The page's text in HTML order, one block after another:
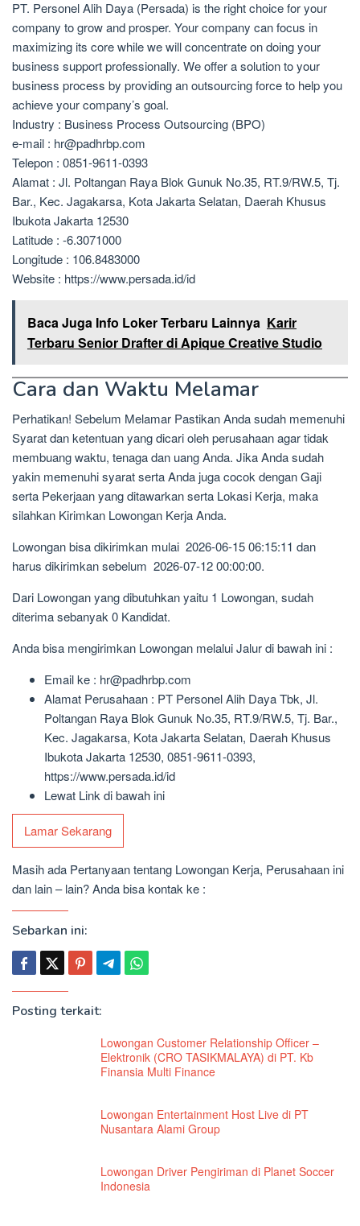
PT. Personel Alih Daya (Persada) is the right choice for your
company to grow and prosper. Your company can focus in
maximizing its core while we will concentrate on doing your
business support professionally. We offer a solution to your
business process by providing an outsourcing force to help you
achieve your company’s goal.
Industry : Business Process Outsourcing (BPO)
e-mail : hr@padhrbp.com
Telepon : 0851-9611-0393
Alamat : Jl. Poltangan Raya Blok Gunuk No.35, RT.9/RW.5, Tj.
Bar., Kec. Jagakarsa, Kota Jakarta Selatan, Daerah Khusus
Ibukota Jakarta 12530
Latitude : -6.3071000
Longitude : 106.8483000
Website : https://www.persada.id/id
Baca Juga Info Loker Terbaru Lainnya Karir
Terbaru Senior Drafter di Apique Creative Studio
Cara dan Waktu Melamar
Perhatikan! Sebelum Melamar Pastikan Anda sudah memenuhi
Syarat dan ketentuan yang dicari oleh perusahaan agar tidak
membuang waktu, tenaga dan uang Anda. Jika Anda sudah
yakin memenuhi syarat serta Anda juga cocok dengan Gaji
serta Pekerjaan yang ditawarkan serta Lokasi Kerja, maka
silahkan Kirimkan Lowongan Kerja Anda.
Lowongan bisa dikirimkan mulai 2026-06-15 06:15:11 dan
harus dikirimkan sebelum 2026-07-12 00:00:00.
Dari Lowongan yang dibutuhkan yaitu 1 Lowongan, sudah
diterima sebanyak 0 Kandidat.
Anda bisa mengirimkan Lowongan melalui Jalur di bawah ini :
Email ke : hr@padhrbp.com
Alamat Perusahaan : PT Personel Alih Daya Tbk, Jl.
Poltangan Raya Blok Gunuk No.35, RT.9/RW.5, Tj. Bar.,
Kec. Jagakarsa, Kota Jakarta Selatan, Daerah Khusus
Ibukota Jakarta 12530, 0851-9611-0393,
https://www.persada.id/id
Lewat Link di bawah ini
Lamar Sekarang
Masih ada Pertanyaan tentang Lowongan Kerja, Perusahaan ini
dan lain – lain? Anda bisa kontak ke :
Sebarkan ini:
Posting terkait:
Lowongan Customer Relationship Officer –
Elektronik (CRO TASIKMALAYA) di PT. Kb
Finansia Multi Finance
Lowongan Entertainment Host Live di PT
Nusantara Alami Group
Lowongan Driver Pengiriman di Planet Soccer
Indonesia